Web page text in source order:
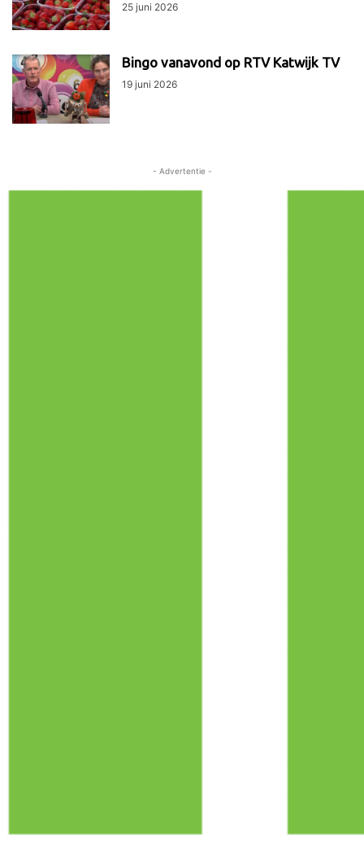
25 juni 2026
Bingo vanavond op RTV Katwijk TV
19 juni 2026
- Advertentie -